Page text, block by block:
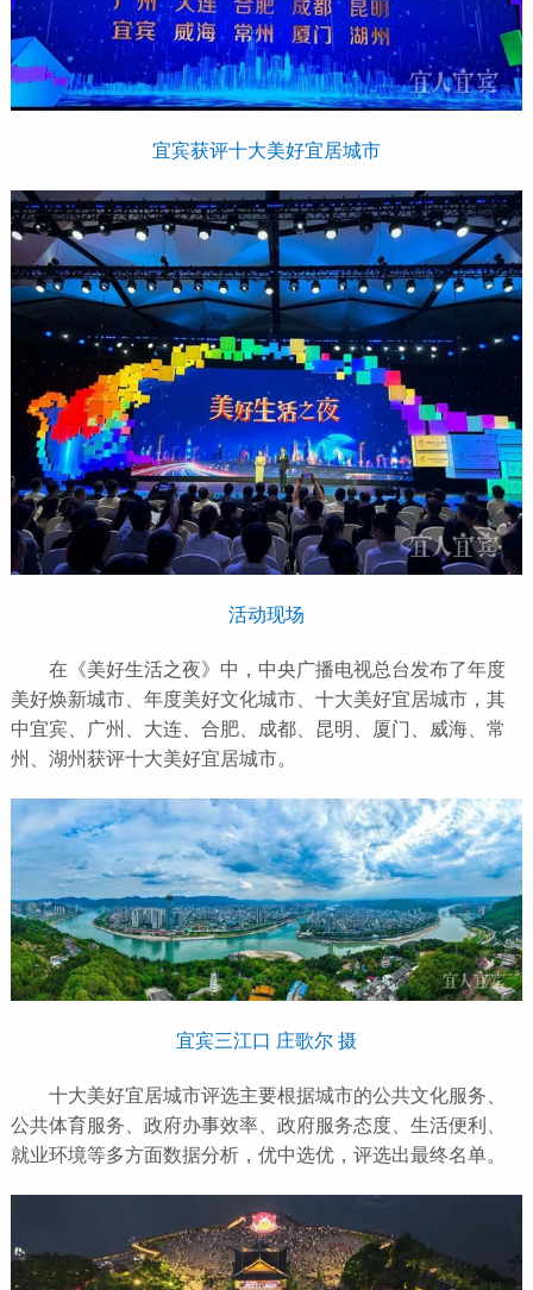
宜宾获评十大美好宜居城市
活动现场
在《美好生活之夜》中，中央广播电视总台发布了年度
美好焕新城市、年度美好文化城市、十大美好宜居城市，其
中宜宾、广州、大连、合肥、成都、昆明、厦门、威海、常
州、湖州获评十大美好宜居城市。
宜宾三江口 庄歌尔 摄
十大美好宜居城市评选主要根据城市的公共文化服务、
公共体育服务、政府办事效率、政府服务态度、生活便利、
就业环境等多方面数据分析，优中选优，评选出最终名单。